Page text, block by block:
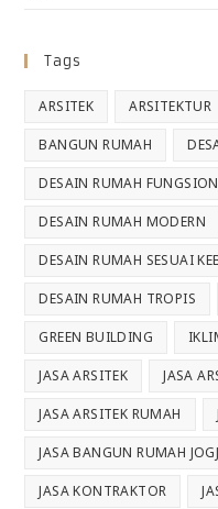
Tags
ARSITEK ARSITEKTUR
BANGUN RUMAH
DESAIN RUMAH
DESAIN RUMAH MODERN
DESAIN RUMAH SESUAI
DESAIN RUMAH TROPIS
GREEN BUILDING
JASA ARSITEK JASA
JASA ARSITEK RUMAH
JASA BANGUN RUMAH
JASA KONTRAKTOR